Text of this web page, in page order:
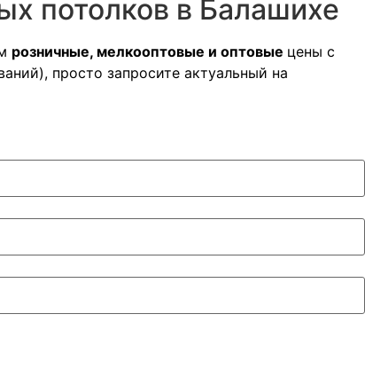
потолков в Балашихе
розничные, мелкооптовые и оптовые цены с
просто запросите актуальный на